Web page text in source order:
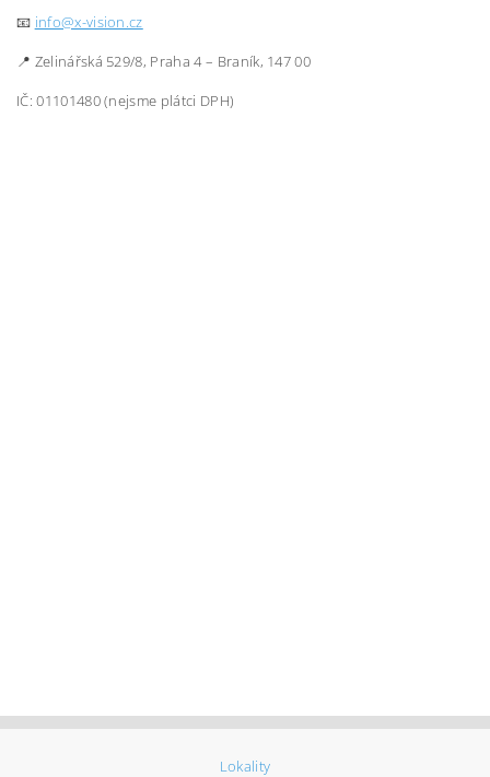
📧 info@x-vision.cz
📍 Zelinářská 529/8, Praha 4 – Braník, 147 00
IČ: 01101480 (nejsme plátci DPH)
Lokality